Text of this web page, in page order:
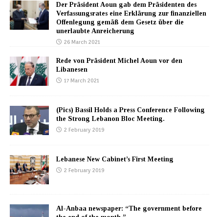
Der Präsident Aoun gab dem Präsidenten des
Verfassungsrates eine Erklärung zur finanziellen
Offenlegung gemäß dem Gesetz über die
unerlaubte Anreicherung
26 March 2021
Rede von Präsident Michel Aoun vor den
Libanesen
17 March 2021
(Pics) Bassil Holds a Press Conference Following
the Strong Lebanon Bloc Meeting.
2 February 2019
Lebanese New Cabinet’s First Meeting
2 February 2019
Al-Anbaa newspaper: “The government before